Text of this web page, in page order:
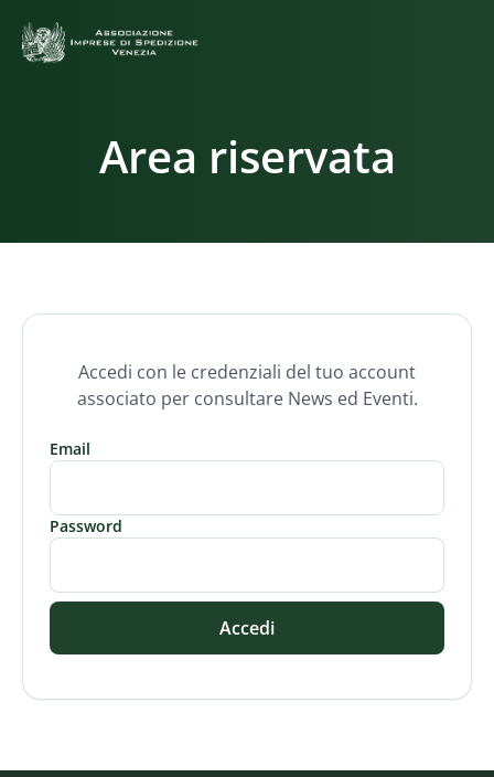
Area riservata
Accedi con le credenziali del tuo account
associato per consultare News ed Eventi.
Email
Password
Accedi